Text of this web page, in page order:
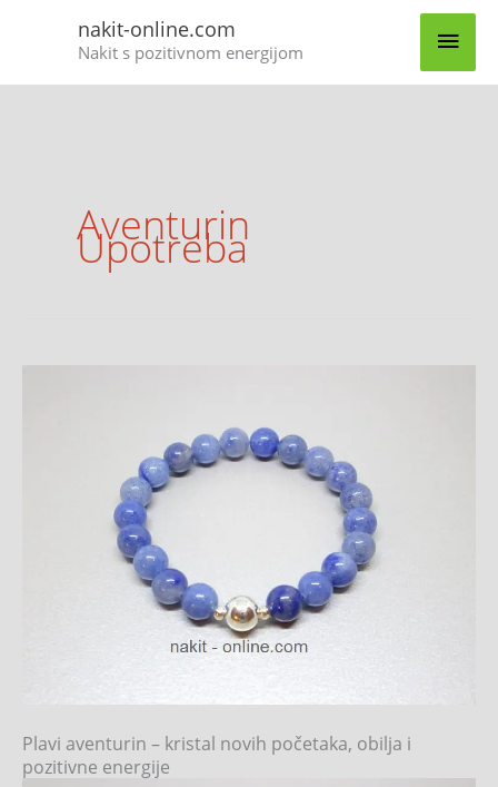
nakit-online.com
Nakit s pozitivnom energijom
Aventurin
Upotreba
Plavi aventurin – kristal novih početaka, obilja i
pozitivne energije